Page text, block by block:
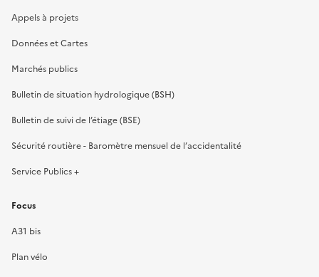
Appels à projets
Données et Cartes
Marchés publics
Bulletin de situation hydrologique (BSH)
Bulletin de suivi de l’étiage (BSE)
Sécurité routière - Baromètre mensuel de l’accidentalité
Service Publics +
Focus
A31 bis
Plan vélo